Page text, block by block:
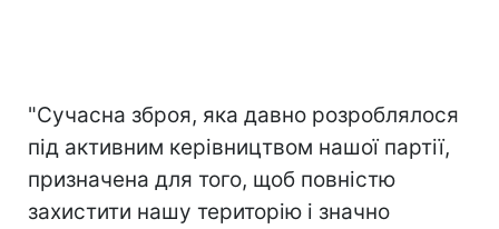
"Сучасна зброя, яка давно розроблялося
під активним керівництвом нашої партії,
призначена для того, щоб повністю
захистити нашу територію і значно